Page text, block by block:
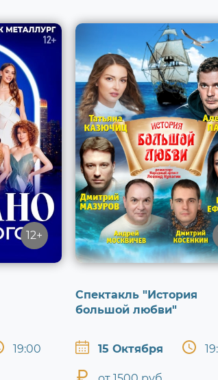
12+
19:00
Спектакль "История
большой любви"
15 Октября